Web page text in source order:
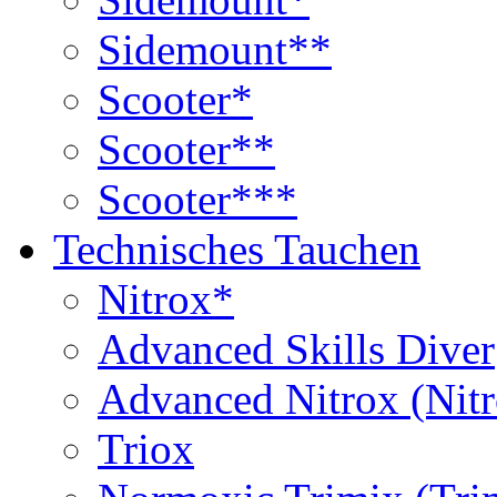
Sidemount**
Scooter*
Scooter**
Scooter***
Technisches Tauchen
Nitrox*
Advanced Skills Diver
Advanced Nitrox
Triox